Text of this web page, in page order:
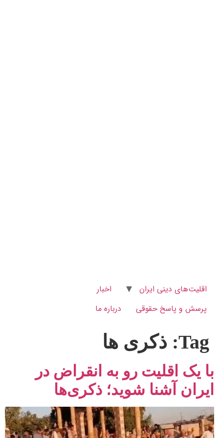
اقلیت‌های دینی ایران
اخبار
پرسش و پاسخ‌ حقوقی
درباره ما
Tag: ذکری ها
با یک اقلیت رو به انقراض در
ایران آشنا شوید؛ ذکری‌ها